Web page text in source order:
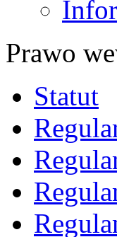
Prawo
Statut